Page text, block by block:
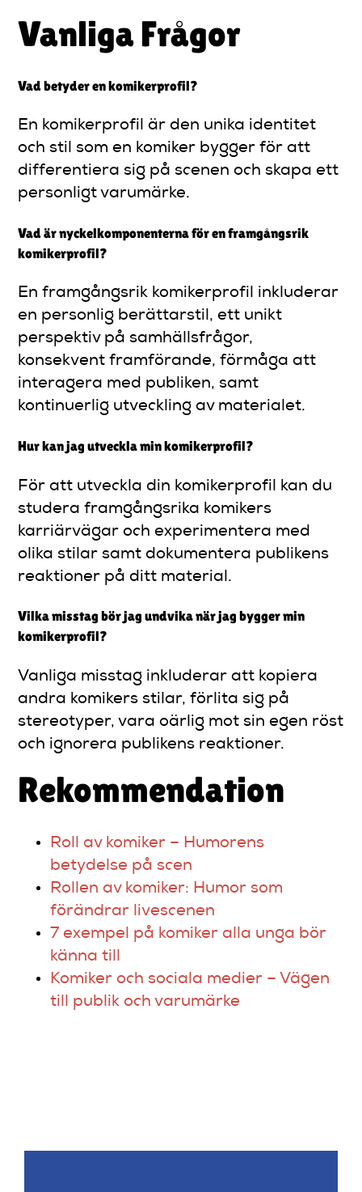
Vanliga Frågor
Vad betyder en komikerprofil?
En komikerprofil är den unika identitet
och stil som en komiker bygger för att
differentiera sig på scenen och skapa ett
personligt varumärke.
Vad är nyckelkomponenterna för en framgångsrik
komikerprofil?
En framgångsrik komikerprofil inkluderar
en personlig berättarstil, ett unikt
perspektiv på samhällsfrågor,
konsekvent framförande, förmåga att
interagera med publiken, samt
kontinuerlig utveckling av materialet.
Hur kan jag utveckla min komikerprofil?
För att utveckla din komikerprofil kan du
studera framgångsrika komikers
karriärvägar och experimentera med
olika stilar samt dokumentera publikens
reaktioner på ditt material.
Vilka misstag bör jag undvika när jag bygger min
komikerprofil?
Vanliga misstag inkluderar att kopiera
andra komikers stilar, förlita sig på
stereotyper, vara oärlig mot sin egen röst
och ignorera publikens reaktioner.
Rekommendation
Roll av komiker – Humorens
betydelse på scen
Rollen av komiker: Humor som
förändrar livescenen
7 exempel på komiker alla unga bör
känna till
Komiker och sociala medier – Vägen
till publik och varumärke